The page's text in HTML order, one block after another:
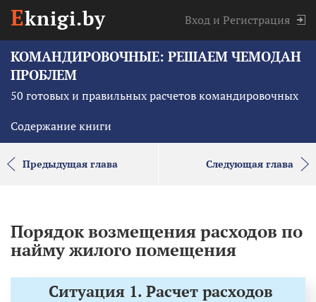
Eknigi.by Вход и Регистрация
КОМАНДИРОВОЧНЫЕ: РЕШАЕМ ЧЕМОДАН
ПРОБЛЕМ
50 готовых и правильных расчетов командировочных
Содержание книги
Предыдущая глава Следующая глава
Порядок возмещения расходов по
найму жилого помещения
Ситуация 1. Расчет расходов